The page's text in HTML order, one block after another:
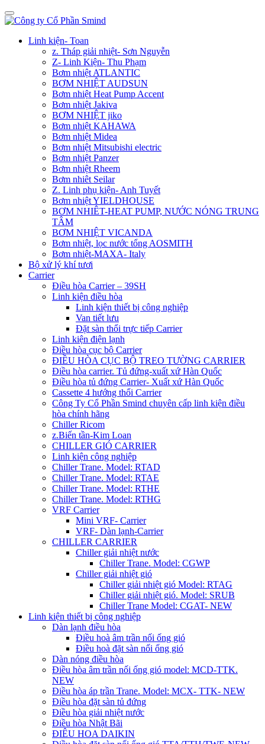
Linh kiện- Toan
z. Tháp giải nhiệt- Sơn Nguyễn
Z- Linh Kiện- Thu Phạm
Bơm nhiệt ATLANTIC
BƠM NHIỆT AUDSUN
Bơm nhiệt Heat Pump Accent
Bơm nhiệt Jakiva
BƠM NHIỆT jiko
Bơm nhiệt KAHAWA
Bơm nhiệt Midea
Bơm nhiệt Mitsubishi electric
Bơm nhiệt Panzer
Bơm nhiệt Rheem
Bơm nhiêt Seilar
Z. Linh phụ kiện- Anh Tuyết
Bơm nhiệt YIELDHOUSE
BƠM NHIÊT-HEAT PUMP, NƯỚC NÓNG TRUNG
TÂM
BƠM NHIỆT VICANDA
Bơm nhiệt, lọc nước tổng AOSMITH
Bơm nhiệt-MAXA- Italy
Bộ xử lý khí tươi
Carrier
Điều hòa Carrier – 39SH
Linh kiện điều hòa
Linh kiện thiết bị công nghiệp
Van tiết lưu
Đặt sàn thổi trực tiếp Carrier
Linh kiện điện lạnh
Điều hòa cục bộ Carrier
ĐIỀU HÒA CỤC BỘ TREO TƯỜNG CARRIER
Điều hòa carrier. Tủ đứng-xuất xứ Hàn Quốc
Điều hòa tủ đứng Carrier- Xuất xứ Hàn Quốc
Cassette 4 hướng thổi Carrier
Công Ty Cổ Phần Smind chuyên cấp linh kiện điều
hòa chính hãng
Chiller Ricom
z.Biến tần-Kim Loan
CHILLER GIÓ CARRIER
Linh kiện công nghiệp
Chiller Trane. Model: RTAD
Chiller Trane. Model: RTAE
Chiller Trane. Model: RTHE
Chiller Trane. Model: RTHG
VRF Carrier
Mini VRF- Carrier
VRF- Dàn lạnh-Carrier
CHILLER CARRIER
Chiller giải nhiệt nước
Chiller Trane. Model: CGWP
Chiller giải nhiệt gió
Chiller giải nhiệt gió Model: RTAG
Chiller giải nhiệt gió. Model: SRUB
Chiller Trane Model: CGAT- NEW
Linh kiện thiết bị công nghiệp
Dàn lạnh điều hòa
Điều hoà âm trần nối ống gió
Điều hoà đặt sàn nối ống gió
Dàn nóng điều hòa
Điều hòa âm trần nối ống gió model: MCD-TTK.
NEW
Điều hòa áp trần Trane. Model: MCX- TTK- NEW
Điều hòa đặt sàn tủ đứng
Điều hòa giải nhiệt nước
Điều hòa Nhật Bãi
ĐIÊU HOA DAIKIN